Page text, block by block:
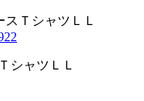
ＴシャツＬＬ
シャツＬＬ